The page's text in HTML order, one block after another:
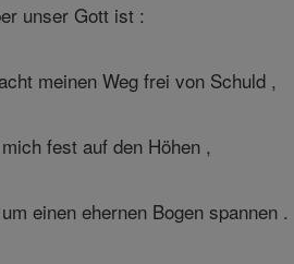
unser Gott ist :
meinen Weg frei von Schuld ,
fest auf den Höhen ,
einen ehernen Bogen spannen .